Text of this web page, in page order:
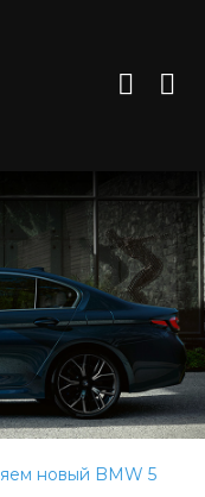
новый BMW 5